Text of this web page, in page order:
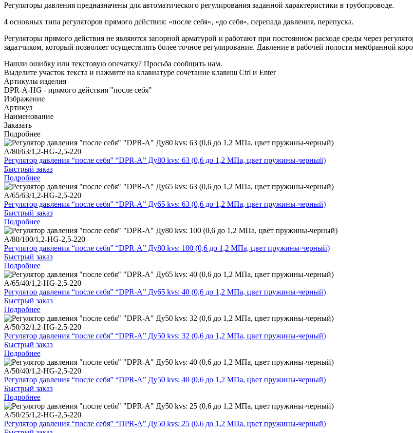
Регуляторы давления предназначены для автоматического регулирования заданной характеристики в трубопроводе.
4 основных типа регуляторов прямого действия: «после себя», «до себя», перепада давления, перепуска.
Регуляторы прямого действия не являются запорной арматурой и работают при постоянном расходе среды через
задатчиком, который позволяет осуществлять более точное регулирование. Давление в рабочей полости мембранной
Нашли ошибку или текстовую опечатку? Просьба сообщить нам.
Выделите участок текста и нажмите на клавиатуре сочетание клавиш Ctrl и Enter
Артикулы изделия
DPR-A-HG - прямого действия "после себя"
Избражение
Артикул
Наименование
Заказать
Подробнее
A/80/63/1,2-HG-2,5-220
Регулятор давления “после себя” “DPR-A” Ду80 kvs: 63 (0,6 до 1,2 МПа, цвет пружины-черный)
Быстрый заказ
Подробнее
A/65/63/1,2-HG-2,5-220
Регулятор давления “после себя” “DPR-A” Ду65 kvs: 63 (0,6 до 1,2 МПа, цвет пружины-черный)
Быстрый заказ
Подробнее
A/80/100/1,2-HG-2,5-220
Регулятор давления “после себя” “DPR-A” Ду80 kvs: 100 (0,6 до 1,2 МПа, цвет пружины-черный)
Быстрый заказ
Подробнее
A/65/40/1,2-HG-2,5-220
Регулятор давления “после себя” “DPR-A” Ду65 kvs: 40 (0,6 до 1,2 МПа, цвет пружины-черный)
Быстрый заказ
Подробнее
A/50/32/1,2-HG-2,5-220
Регулятор давления “после себя” “DPR-A” Ду50 kvs: 32 (0,6 до 1,2 МПа, цвет пружины-черный)
Быстрый заказ
Подробнее
A/50/40/1,2-HG-2,5-220
Регулятор давления “после себя” “DPR-A” Ду50 kvs: 40 (0,6 до 1,2 МПа, цвет пружины-черный)
Быстрый заказ
Подробнее
A/50/25/1,2-HG-2,5-220
Регулятор давления “после себя” “DPR-A” Ду50 kvs: 25 (0,6 до 1,2 МПа, цвет пружины-черный)